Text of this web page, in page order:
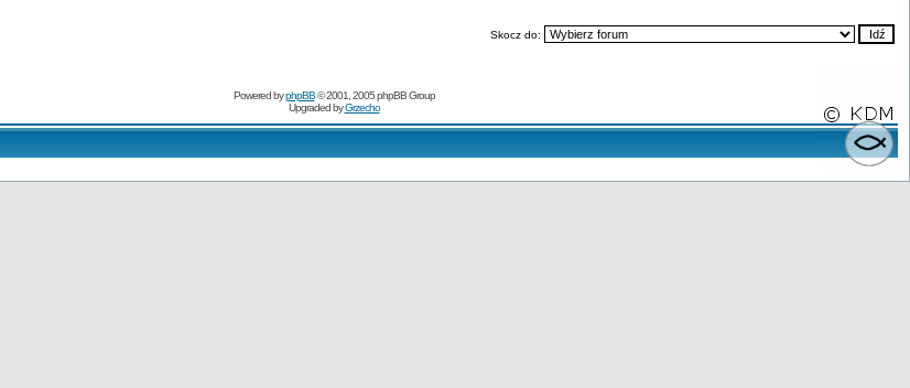
Skocz do:
Powered byphpBB© 2001, 2005 phpBB Group
Upgraded byGrzecho